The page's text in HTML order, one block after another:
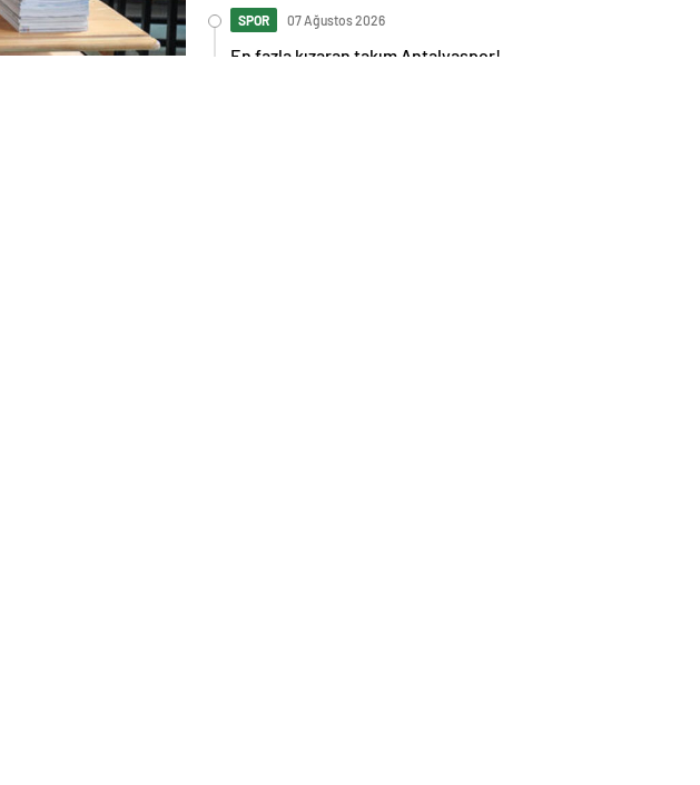
SPOR 07 Ağustos 2026
En fazla kızaran takım Antalyaspor!